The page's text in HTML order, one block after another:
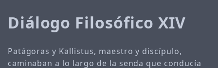
Diálogo Filosófico XIV
Patágoras y Kallistus, maestro y discípulo,
caminaban a lo largo de la senda que conducía